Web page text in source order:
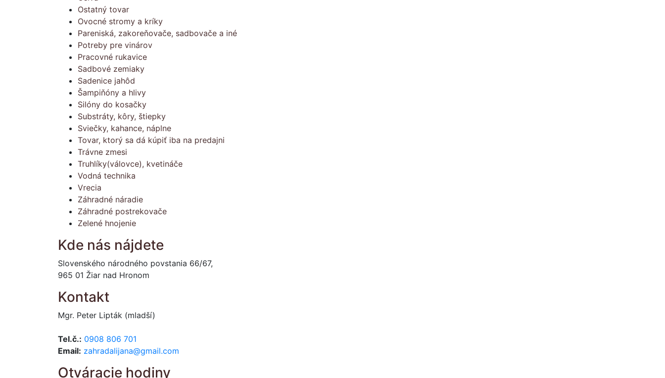
Ostatný tovar
Ovocné stromy a kríky
Pareniská, zakoreňovače, sadbovače a iné
Potreby pre vinárov
Pracovné rukavice
Sadbové zemiaky
Sadenice jahôd
Šampiňóny a hlivy
Silóny do kosačky
Substráty, kôry, štiepky
Sviečky, kahance, náplne
Tovar, ktorý sa dá kúpiť iba na predajni
Trávne zmesi
Truhlíky(válovce), kvetináče
Vodná technika
Vrecia
Záhradné náradie
Záhradné postrekovače
Zelené hnojenie
Kde nás nájdete
Slovenského národného povstania 66/67,
965 01 Žiar nad Hronom
Kontakt
Mgr. Peter Lipták (mladší)
Tel.č.: 0908 806 701
Email: zahradalijana@gmail.com
Otváracie hodiny